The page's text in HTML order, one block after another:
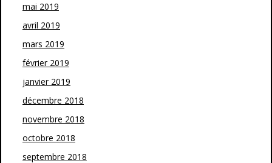
mai 2019
avril 2019
mars 2019
février 2019
janvier 2019
décembre 2018
novembre 2018
octobre 2018
septembre 2018